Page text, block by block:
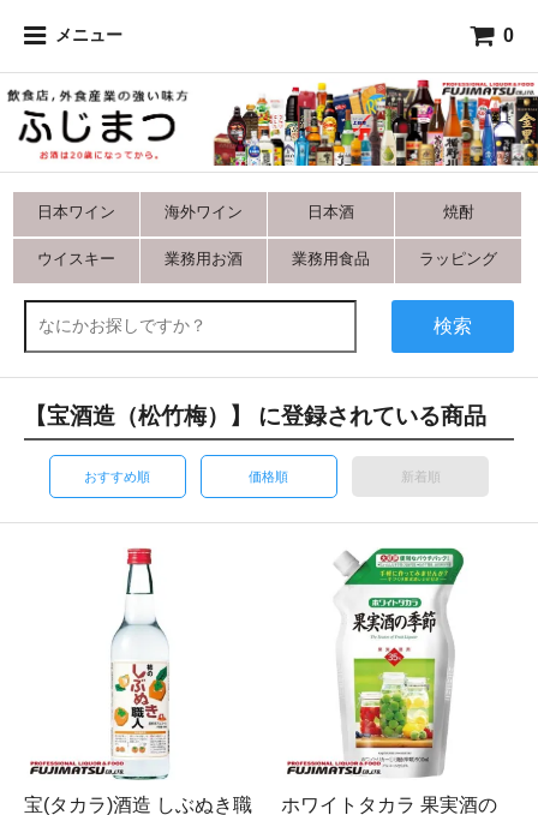
メニュー 0
日本ワイン 海外ワイン 日本酒 焼酎
ウイスキー 業務用お酒 業務用食品 ラッピング
検索
【宝酒造（松竹梅）】 に登録されている商品
おすすめ順 価格順 新着順
宝(タカラ)酒造 しぶぬき職
ホワイトタカラ 果実酒の